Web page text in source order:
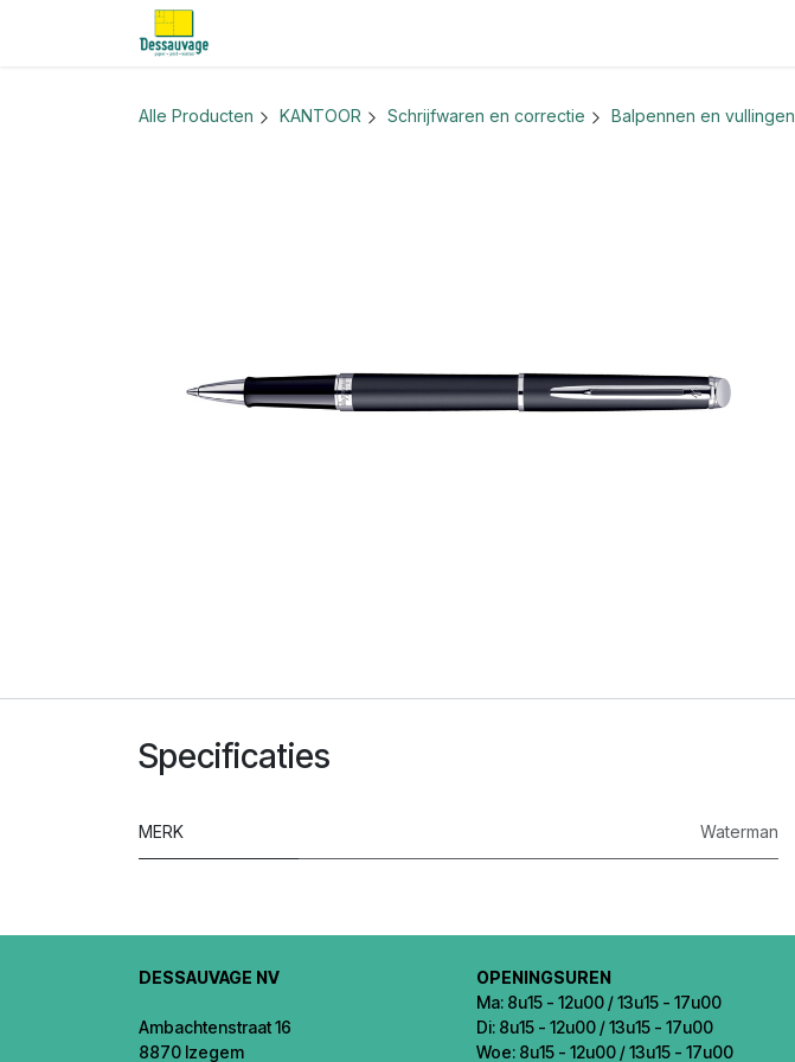
Overslaan naar inhoud
Alle Producten KANTOOR Schrijfwaren en correctie Balpennen en vullingen
Specificaties
MERK Waterman
DESSAUVAGE NV
Ambachtenstraat 16
8870 Izegem
OPENINGSUREN
Ma: 8u15 - 12u00 / 13u15 - 17u00
Di: 8u15 - 12u00 / 13u15 - 17u00
Woe: 8u15 - 12u00 / 13u15 - 17u00